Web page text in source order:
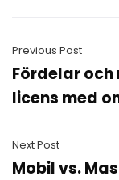
Previous Post
Fördelar
licens med
Next Post
Mobil vs.